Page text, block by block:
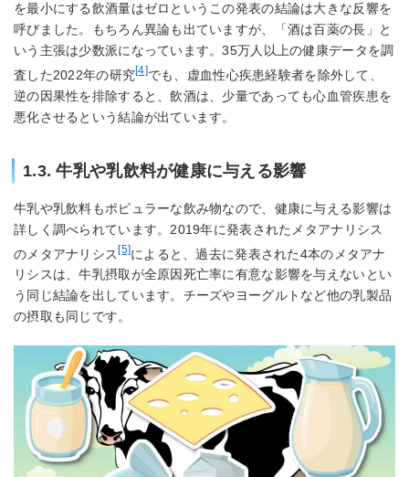
を最小にする飲酒量はゼロというこの発表の結論は大きな反響を
呼びました。もちろん異論も出ていますが、「酒は百薬の長」と
いう主張は少数派になっています。35万人以上の健康データを調
査した2022年の研究[4]でも、虚血性心疾患経験者を除外して、
逆の因果性を排除すると、飲酒は、少量であっても心血管疾患を
悪化させるという結論が出ています。
1.3. 牛乳や乳飲料が健康に与える影響
牛乳や乳飲料もポピュラーな飲み物なので、健康に与える影響は
詳しく調べられています。2019年に発表されたメタアナリシス
のメタアナリシス[5]によると、過去に発表された4本のメタアナ
リシスは、牛乳摂取が全原因死亡率に有意な影響を与えないとい
う同じ結論を出しています。チーズやヨーグルトなど他の乳製品
の摂取も同じです。